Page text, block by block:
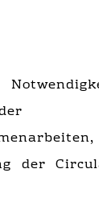
der